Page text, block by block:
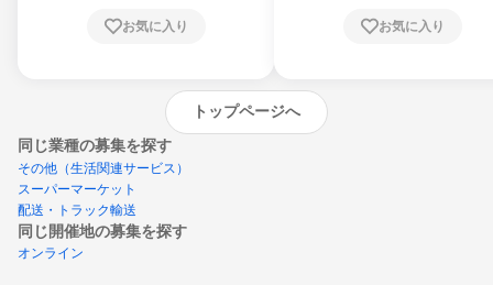
お気に入り お気に入り
トップページへ
同じ業種の募集を探す
その他（生活関連サービス）
スーパーマーケット
配送・トラック輸送
同じ開催地の募集を探す
オンライン